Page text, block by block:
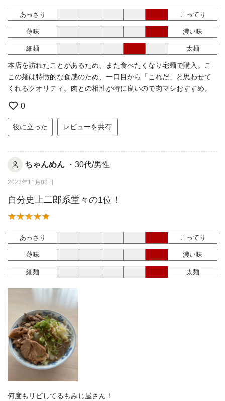
あっさり こってり
薄味 濃い味
細麺 太麺
本店を訪れたことがあるため、また食べたくなり宅麺で購入。こ
この麺は特徴的な食感のため、一口目から「これだ」と思わせて
くれるクオリティ。肉との相性が特に良いので肉マシおすすめ。
0
役に立った レビューを共有
ちゃんめん ・30代/男性
2023年11月08日
自分史上二郎系堂々の1位！
あっさり こってり
薄味 濃い味
細麺 太麺
何度もリピしてるもみじ屋さん！